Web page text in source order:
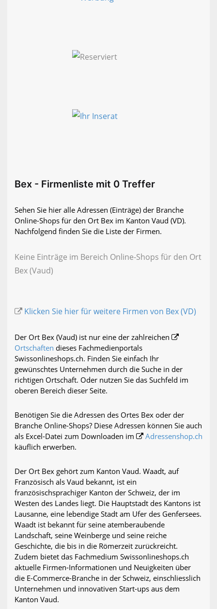
Bex - Firmenliste mit 0 Treffer
Sehen Sie hier alle Adressen (Einträge) der Branche
Online-Shops für den Ort Bex im Kanton Vaud (VD).
Nachfolgend finden Sie die Liste der Firmen.
Keine Einträge im Bereich Online-Shops für den Ort
Bex (Vaud)
Klicken Sie hier für weitere Firmen von Bex (VD)
Der Ort Bex (Vaud) ist nur eine der zahlreichen
Ortschaften dieses Fachmedienportals
Swissonlineshops.ch. Finden Sie einfach Ihr
gewünschtes Unternehmen durch die Suche in der
richtigen Ortschaft. Oder nutzen Sie das Suchfeld im
oberen Bereich dieser Seite.
Benötigen Sie die Adressen des Ortes Bex oder der
Branche Online-Shops? Diese Adressen können Sie auch
als Excel-Datei zum Downloaden im
Adressenshop.ch
käuflich erwerben.
Der Ort Bex gehört zum Kanton Vaud. Waadt, auf
Französisch als Vaud bekannt, ist ein
französischsprachiger Kanton der Schweiz, der im
Westen des Landes liegt. Die Hauptstadt des Kantons ist
Lausanne, eine lebendige Stadt am Ufer des Genfersees.
Waadt ist bekannt für seine atemberaubende
Landschaft, seine Weinberge und seine reiche
Geschichte, die bis in die Römerzeit zurückreicht.
Zudem bietet das Fachmedium Swissonlineshops.ch
aktuelle Firmen-Informationen und Neuigkeiten über
die E-Commerce-Branche in der Schweiz, einschliesslich
Unternehmen und innovativen Start-ups aus dem
Kanton Vaud.